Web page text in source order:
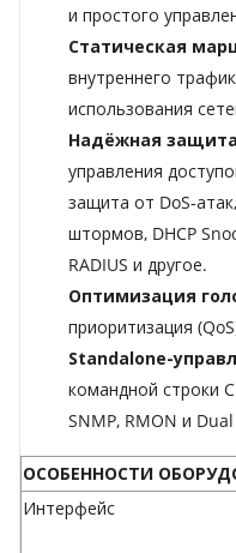
и простого
Статическая
внутреннего
использования
Надёжная защита
управления
защита от
штормов, DHCP
RADIUS и другое.
Оптимизация
приоритизация
Standalone-
командной строки
SNMP, RMON и
ОСОБЕННОСТИ
Интерфейс